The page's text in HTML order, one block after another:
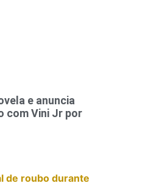
e anuncia
com Vini Jr por